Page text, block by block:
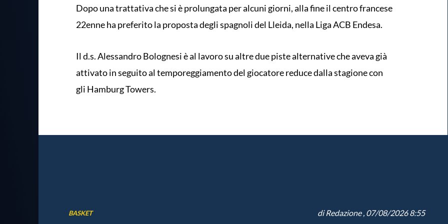
Dopo una trattativa che si è prolungata per alcuni giorni, alla fine il centro francese
22enne ha preferito la proposta degli spagnoli del Lleida, nella Liga ACB Endesa.
Il d.s. Alessandro Bolognesi è al lavoro su altre due piste alternative che aveva già
attivato in seguito al temporeggiamento del giocatore reduce dalla stagione con
gli Hamburg Towers.
BASKET diRedazione, 07/08/2026 8:55